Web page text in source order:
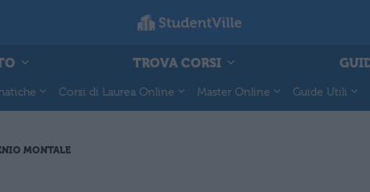
TROVA CORSI
Corsi di Laurea Online Master Online Guide Utili
MONTALE